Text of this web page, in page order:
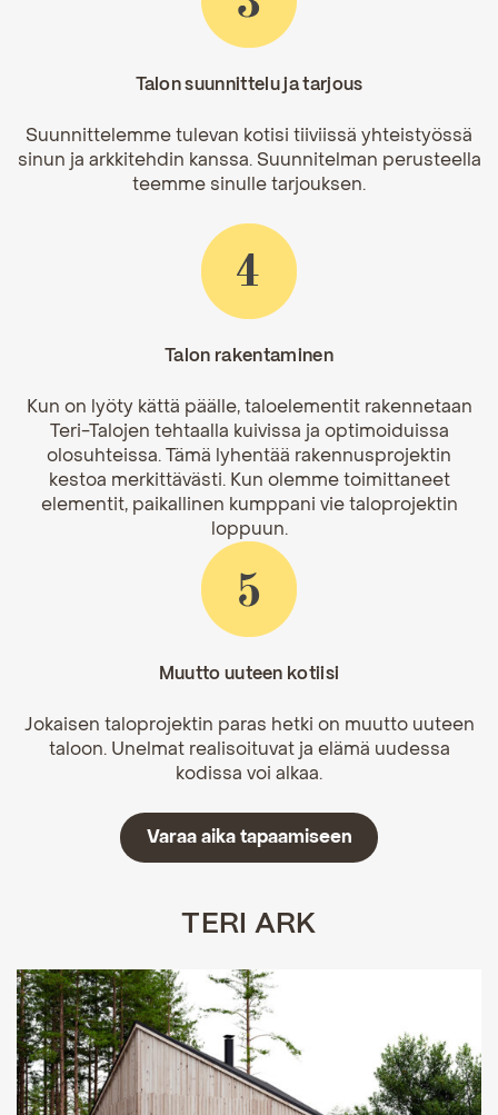
Talon suunnittelu ja tarjous
Suunnittelemme tulevan kotisi tiiviissä yhteistyössä
sinun ja arkkitehdin kanssa. Suunnitelman perusteella
teemme sinulle tarjouksen.
Talon rakentaminen
Kun on lyöty kättä päälle, taloelementit rakennetaan
Teri-Talojen tehtaalla kuivissa ja optimoiduissa
olosuhteissa. Tämä lyhentää rakennusprojektin
kestoa merkittävästi. Kun olemme toimittaneet
elementit, paikallinen kumppani vie taloprojektin
loppuun.
Muutto uuteen kotiisi
Jokaisen taloprojektin paras hetki on muutto uuteen
taloon. Unelmat realisoituvat ja elämä uudessa
kodissa voi alkaa.
Varaa aika tapaamiseen
TERI ARK